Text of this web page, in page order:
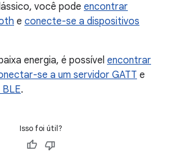
você pode encontrar
e conecte-se a dispositivos
energia, é possível encontrar
se a um servidor GATT e
.
Isso foi útil?